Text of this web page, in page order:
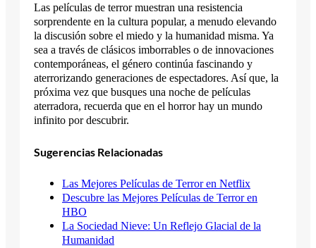
Las películas de terror muestran una resistencia
sorprendente en la cultura popular, a menudo elevando
la discusión sobre el miedo y la humanidad misma. Ya
sea a través de clásicos imborrables o de innovaciones
contemporáneas, el género continúa fascinando y
aterrorizando generaciones de espectadores. Así que, la
próxima vez que busques una noche de películas
aterradora, recuerda que en el horror hay un mundo
infinito por descubrir.
Sugerencias Relacionadas
Las Mejores Películas de Terror en Netflix
Descubre las Mejores Películas de Terror en
HBO
La Sociedad Nieve: Un Reflejo Glacial de la
Humanidad